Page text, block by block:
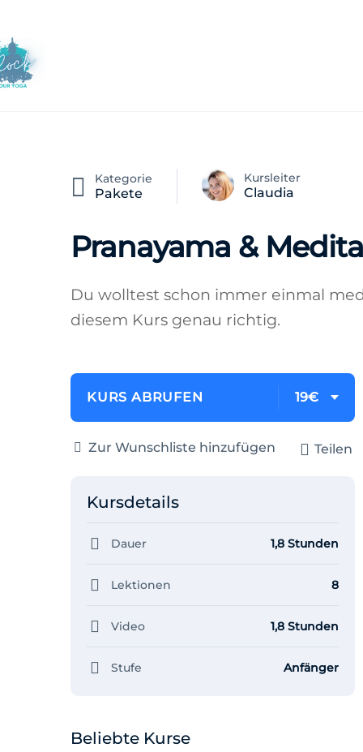
to
content
Kategorie
Pakete
Kursleiter
Claudia
Pranayama &
Du wolltest schon immer einmal
diesem Kurs genau richtig.
KURS ABRUFEN 19€
Zur Wunschliste hinzufügen Teilen
Kursdetails
Dauer 1,8 Stunden
Lektionen 8
Video 1,8 Stunden
Stufe Anfänger
Beliebte Kurse